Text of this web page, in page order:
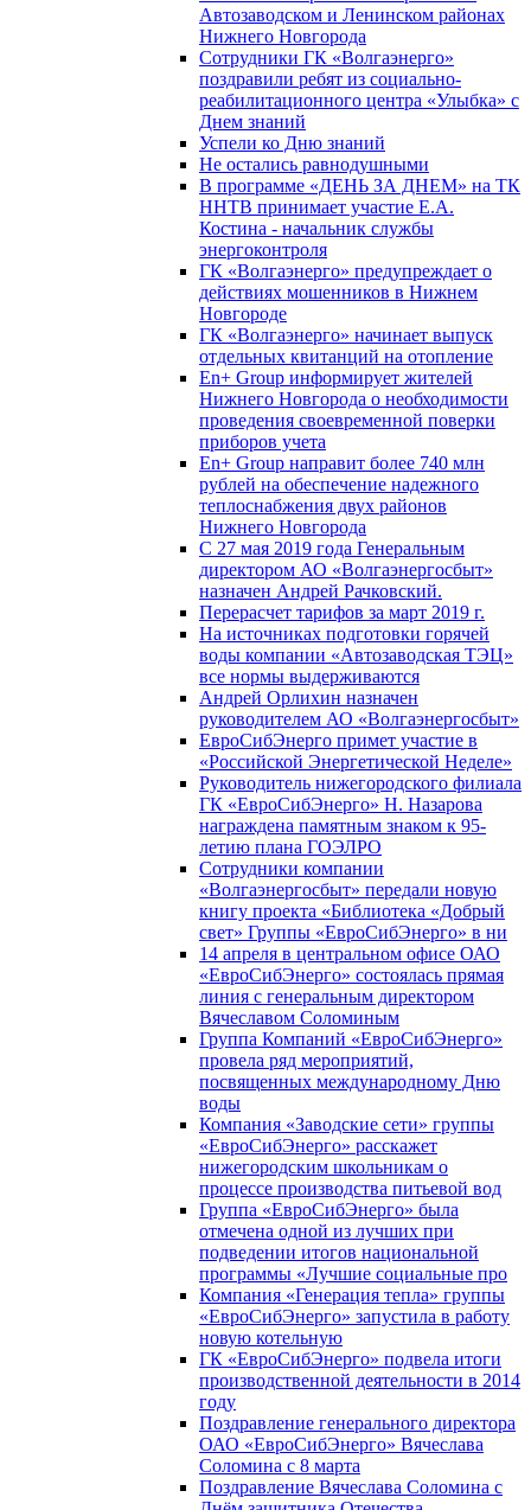
Автозаводском и Ленинском районах
Нижнего Новгорода
Сотрудники ГК «Волгаэнерго»
поздравили ребят из социально-
реабилитационного центра «Улыбка» с
Днем знаний
Успели ко Дню знаний
Не остались равнодушными
В программе «ДЕНЬ ЗА ДНЕМ» на ТК
ННТВ принимает участие Е.А.
Костина - начальник службы
энергоконтроля
ГК «Волгаэнерго» предупреждает о
действиях мошенников в Нижнем
Новгороде
ГК «Волгаэнерго» начинает выпуск
отдельных квитанций на отопление
En+ Group информирует жителей
Нижнего Новгорода о необходимости
проведения своевременной поверки
приборов учета
En+ Group направит более 740 млн
рублей на обеспечение надежного
теплоснабжения двух районов
Нижнего Новгорода
С 27 мая 2019 года Генеральным
директором АО «Волгаэнергосбыт»
назначен Андрей Рачковский.
Перерасчет тарифов за март 2019 г.
На источниках подготовки горячей
воды компании «Автозаводская ТЭЦ»
все нормы выдерживаются
Андрей Орлихин назначен
руководителем АО «Волгаэнергосбыт»
ЕвроСибЭнерго примет участие в
«Российской Энергетической Неделе»
Руководитель нижегородского филиала
ГК «ЕвроСибЭнерго» Н. Назарова
награждена памятным знаком к 95-
летию плана ГОЭЛРО
Сотрудники компании
«Волгаэнергосбыт» передали новую
книгу проекта «Библиотека «Добрый
свет» Группы «ЕвроСибЭнерго» в ни
14 апреля в центральном офисе ОАО
«ЕвроСибЭнерго» состоялась прямая
линия с генеральным директором
Вячеславом Соломиным
Группа Компаний «ЕвроСибЭнерго»
провела ряд мероприятий,
посвященных международному Дню
воды
Компания «Заводские сети» группы
«ЕвроСибЭнерго» расскажет
нижегородским школьникам о
процессе производства питьевой вод
Группа «ЕвроСибЭнерго» была
отмечена одной из лучших при
подведении итогов национальной
программы «Лучшие социальные про
Компания «Генерация тепла» группы
«ЕвроСибЭнерго» запустила в работу
новую котельную
ГК «ЕвроСибЭнерго» подвела итоги
производственной деятельности в 2014
году
Поздравление генерального директора
ОАО «ЕвроСибЭнерго» Вячеслава
Соломина с 8 марта
Поздравление Вячеслава Соломина с